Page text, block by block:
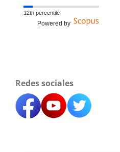
12th percentile
Powered by
Redes sociales